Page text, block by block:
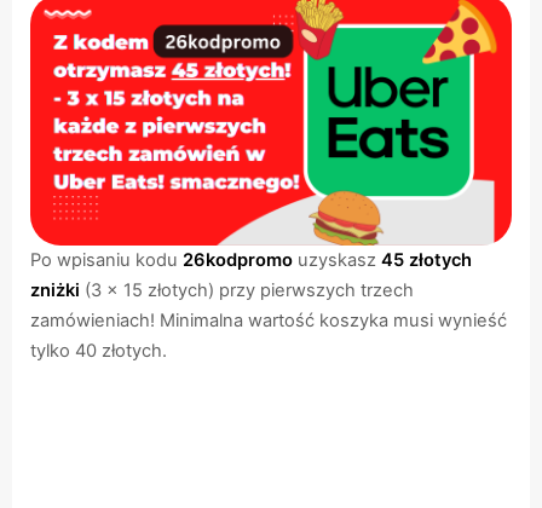
Po wpisaniu kodu 26kodpromo uzyskasz 45 złotych
zniżki (3 x 15 złotych) przy pierwszych trzech
zamówieniach! Minimalna wartość koszyka musi wynieść
tylko 40 złotych.